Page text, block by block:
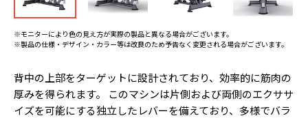
※モニターにより色の見え方が実際の製品と異なる場合がございます。
※製品の仕様・デザイン・カラー等は改良のため予告なく変更される場合がございます。
背中の上部をターゲットに設計されており、効率的に筋肉の
厚みを得られます。 このマシンは片側および両側のエクササ
イズを可能にする独立したレバーを備えており、多様でバラ